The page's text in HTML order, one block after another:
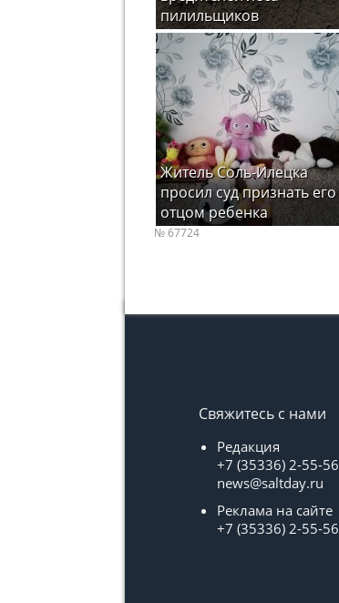
пилильщиков
Житель Соль-Илецка
просил суд признать его
отцом ребенка
№ 67724
Свяжитесь с нами
Редакция
+7 (35336) 2-55-56
news@saltday.ru
Реклама на сайте
+7 (35336) 2-55-56